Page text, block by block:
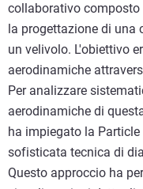
collaborativo
la progettazione di una
un velivolo. L'obiettivo
aerodinamiche
Per analizzare
aerodinamiche di
ha impiegato la
sofisticata tecnica di
Questo approccio ha